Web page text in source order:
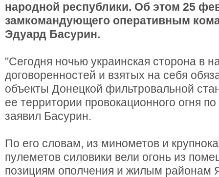
народной республики. Об этом 25
замкомандующего оперативным
Эдуард Басурин.
"Сегодня ночью украинская сторона в
договоренностей и взятых на себя
объекты Донецкой фильтровальной
ее территории провокационного огня
заявил Басурин.
По его словам, из минометов и
пулеметов силовики вели огонь из
позициям ополчения и жилым районам